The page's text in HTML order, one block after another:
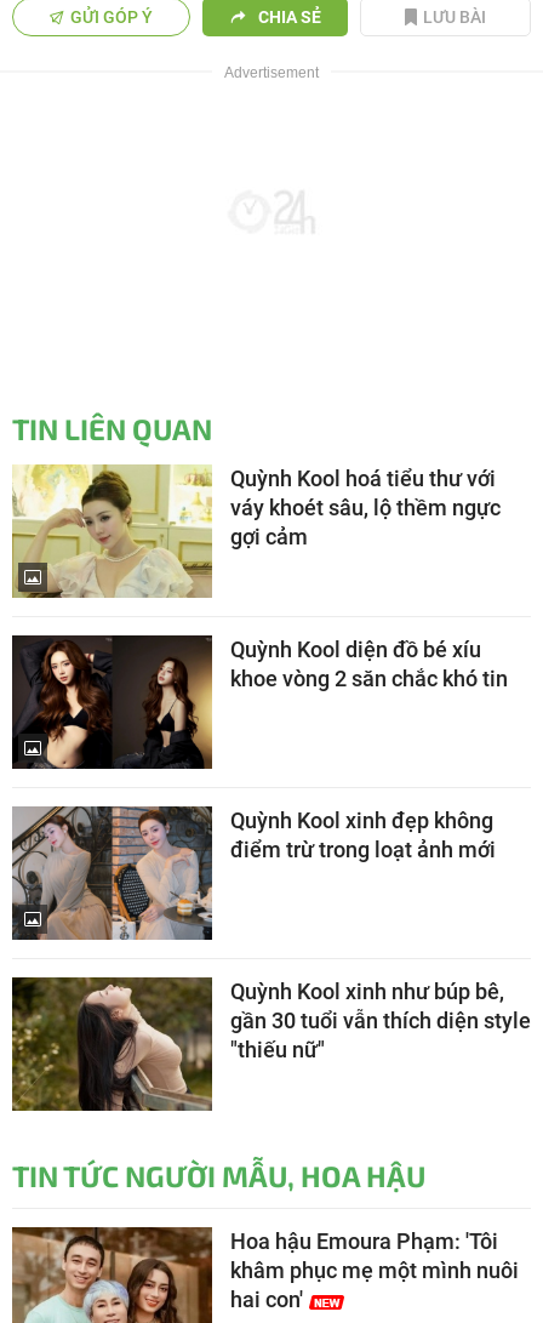
GỬI GÓP Ý CHIA SẺ LƯU BÀI
TIN LIÊN QUAN
Quỳnh Kool hoá tiểu thư với
váy khoét sâu, lộ thềm ngực
gợi cảm
Quỳnh Kool diện đồ bé xíu
khoe vòng 2 săn chắc khó tin
Quỳnh Kool xinh đẹp không
điểm trừ trong loạt ảnh mới
Quỳnh Kool xinh như búp bê,
gần 30 tuổi vẫn thích diện style
"thiếu nữ"
TIN TỨC NGƯỜI MẪU, HOA HẬU
Hoa hậu Emoura Phạm: 'Tôi
khâm phục mẹ một mình nuôi
hai con'